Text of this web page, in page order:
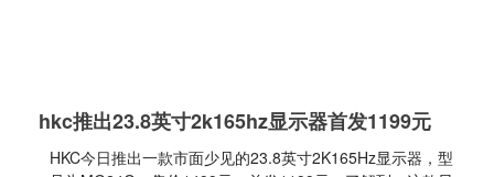
hkc推出23.8英寸2k165hz显示器首发1199元
HKC今日推出一款市面少见的23.8英寸2K165Hz显示器，型